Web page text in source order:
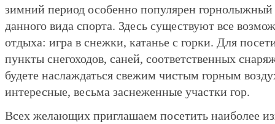
зимний период особенно популярен
данного вида спорта. Здесь существуют все
отдыха: игра в снежки, катанье с горки. Для
пункты снегоходов, саней, соответственных
будете наслаждаться свежим чистым горным
интересные, весьма заснеженные участки гор.
Всех желающих приглашаем посетить наиболее